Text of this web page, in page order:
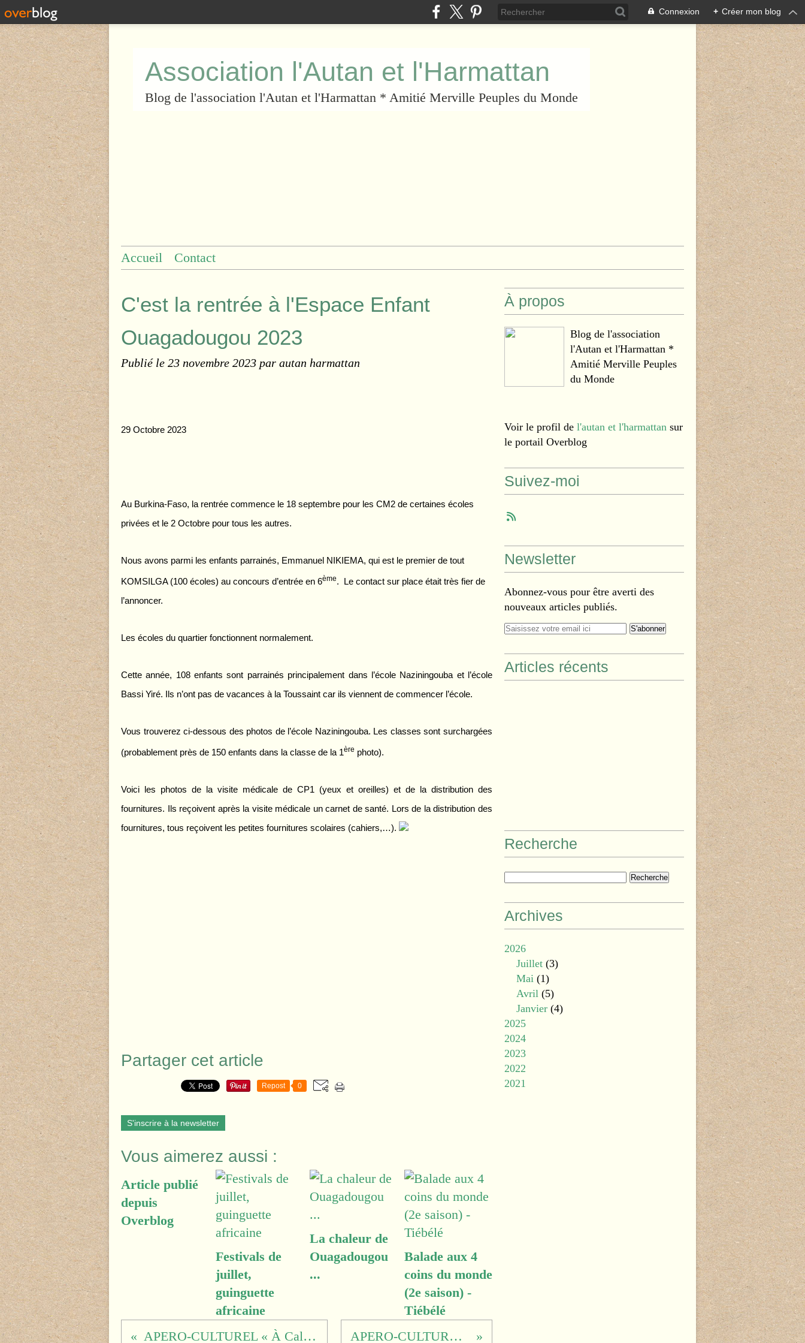
Connexion + Créer mon blog
Association l'Autan et l'Harmattan
Blog de l'association l'Autan et l'Harmattan * Amitié Merville Peuples du Monde
Accueil Contact
C'est la rentrée à l'Espace Enfant
Ouagadougou 2023
Publié le 23 novembre 2023 par autan harmattan
29 Octobre 2023
Au Burkina-Faso, la rentrée commence le 18 septembre pour les CM2 de certaines écoles
privées et le 2 Octobre pour tous les autres.
Nous avons parmi les enfants parrainés, Emmanuel NIKIEMA, qui est le premier de tout
KOMSILGA (100 écoles) au concours d’entrée en 6ème. Le contact sur place était très fier de
l’annoncer.
Les écoles du quartier fonctionnent normalement.
Cette année, 108 enfants sont parrainés principalement dans l’école Naziningouba et l’école
Bassi Yiré. Ils n’ont pas de vacances à la Toussaint car ils viennent de commencer l’école.
Vous trouverez ci-dessous des photos de l’école Naziningouba. Les classes sont surchargées
(probablement près de 150 enfants dans la classe de la 1ère photo).
Voici les photos de la visite médicale de CP1 (yeux et oreilles) et de la distribution des
fournitures. Ils reçoivent après la visite médicale un carnet de santé. Lors de la distribution des
fournitures, tous reçoivent les petites fournitures scolaires (cahiers,…).
Partager cet article
Repost 0
S'inscrire à la newsletter
Vous aimerez aussi :
Article publié
depuis
Overblog
Festivals de
juillet,
guinguette
africaine
La chaleur de
Ouagadougou
...
Balade aux 4
coins du monde
(2e saison) -
Tiébélé
APERO-CULTUREL « À Cali, Colombie » le lundi 27 novembre 2023
APERO-CULTUREL « Voyage en Viet Vo Dao »
À propos
Blog de l'association
l'Autan et l'Harmattan *
Amitié Merville Peuples
du Monde
Voir le profil de l'autan et l'harmattan sur
le portail Overblog
Suivez-moi
Newsletter
Abonnez-vous pour être averti des
nouveaux articles publiés.
Articles récents
Recherche
Archives
2026
Juillet (3)
Mai (1)
Avril (5)
Janvier (4)
2025
2024
2023
2022
2021